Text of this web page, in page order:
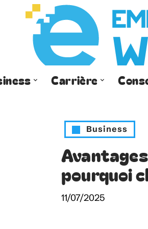
Carrière
Business
pourquoi
11/07/2025